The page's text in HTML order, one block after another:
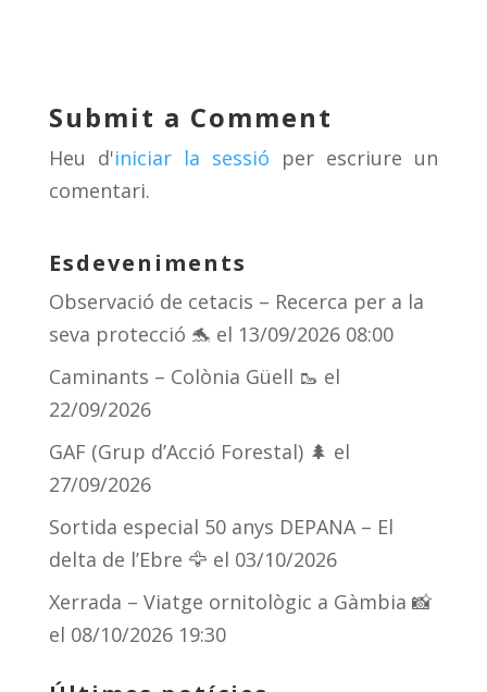
y d
s
a
m
ar
te
ix
Submit a Comment
Heu d'iniciar la sessió per escriure un
comentari.
Esdeveniments
Observació de cetacis – Recerca per a la
seva protecció 🐬 el 13/09/2026 08:00
Caminants – Colònia Güell 🥾 el
22/09/2026
GAF (Grup d’Acció Forestal) 🌲 el
27/09/2026
Sortida especial 50 anys DEPANA – El
delta de l’Ebre 🦅 el 03/10/2026
Xerrada – Viatge ornitològic a Gàmbia 📸
el 08/10/2026 19:30